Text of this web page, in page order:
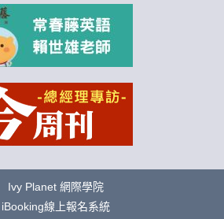
Ivy Planet 網際學院
iBooking線上報名系統